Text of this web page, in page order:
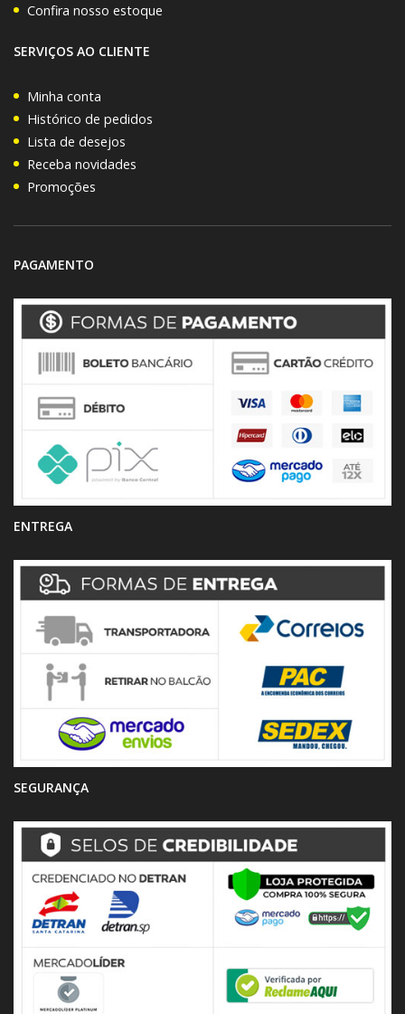
Confira nosso estoque
SERVIÇOS AO CLIENTE
Minha conta
Histórico de pedidos
Lista de desejos
Receba novidades
Promoções
PAGAMENTO
ENTREGA
SEGURANÇA